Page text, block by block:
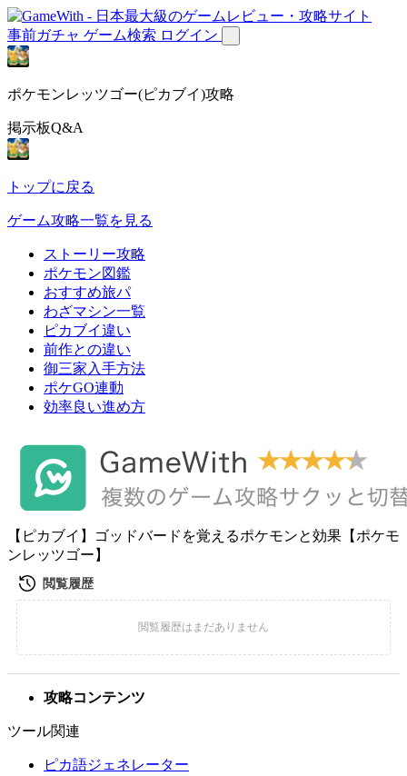
事前ガチャ ゲーム検索 ログイン
ポケモンレッツゴー(ピカブイ)攻略
掲示板Q&A
トップに戻る
ゲーム攻略一覧を見る
ストーリー攻略
ポケモン図鑑
おすすめ旅パ
わざマシン一覧
ピカブイ違い
前作との違い
御三家入手方法
ポケGO連動
効率良い進め方
【ピカブイ】ゴッドバードを覚えるポケモンと効果【ポケモ
ンレッツゴー】
攻略コンテンツ
ツール関連
ピカ語ジェネレーター